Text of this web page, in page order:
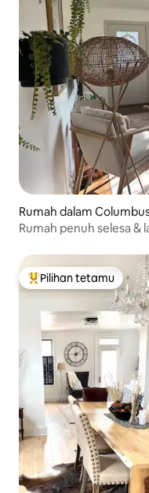
Rumah dalam
Rumah penuh selesa &
Pilihan utama tetamu
Pilihan tetamu